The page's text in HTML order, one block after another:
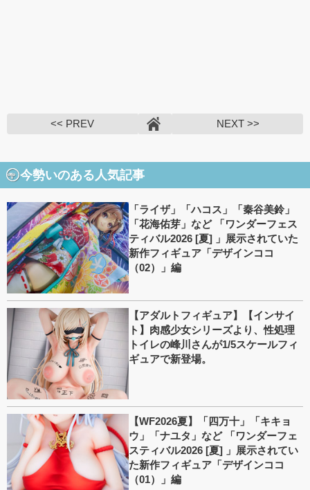
<< PREV NEXT >>
今勢いのある人気記事
「ライザ」「ハコス」「秦谷美鈴」
「花海佑芽」など 「ワンダーフェス
ティバル2026 [夏] 」展示されていた
新作フィギュア「デザインココ
（02）」編
【アダルトフィギュア】【インサイ
ト】肉感少女シリーズより、性処理
トイレの峰川さんが1/5スケールフィ
ギュアで新登場。
【WF2026夏】「四万十」「キキョ
ウ」「ナユタ」など 「ワンダーフェ
スティバル2026 [夏] 」展示されてい
た新作フィギュア「デザインココ
（01）」編